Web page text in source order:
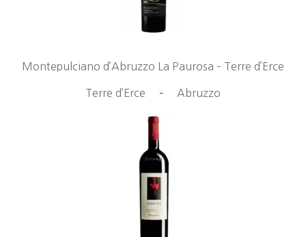
Montepulciano d’Abruzzo La Paurosa – Terre d’Erce
Terre d’Erce – Abruzzo